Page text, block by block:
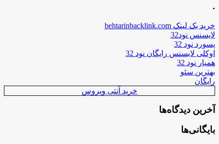
.
خرید بک لینک behtarinbacklink.com
لایسنس نود32
پسورد نود 32
اوکلی لایسنس رایگان نود 32
همیار نود 32
بهترین سئو
رایگان
خرید آنتی ویروس
آخرین دیدگاه‌ها
بایگانی‌ها